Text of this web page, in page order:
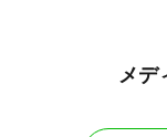
メデ